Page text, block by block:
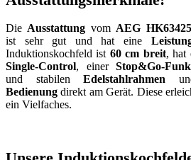
DieAusstattung vomAEG
ist sehr gut und hat eine
Induktionskochfeld ist 60 cm breit, hat
Single-Control, einer Stop&Go-
und stabilenEdelstahlrahmen
Bedienung direkt am Gerät. Diese
ein Vielfaches.